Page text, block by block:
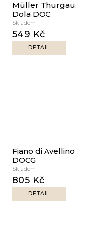
Müller Thurgau
Dola DOC
Skladem
549 Kč
DETAIL
Fiano di Avellino
DOCG
Skladem
805 Kč
DETAIL